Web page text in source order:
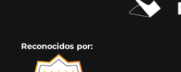
Reconocidos por: